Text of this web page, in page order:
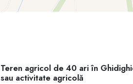
Teren agricol de 40 ari în
sau activitate agricolă